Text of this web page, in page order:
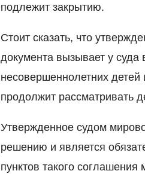
подлежит закрытию.
Стоит сказать, что
документа вызывает у
несовершеннолетних детей
продолжит рассматривать
Утвержденное судом
решению и является
пунктов такого